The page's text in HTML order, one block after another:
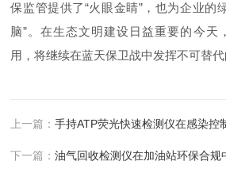
保监管提供了“火眼金睛”，也为企业的
脑”。在生态文明建设日益重要的今天
用，将继续在蓝天保卫战中发挥不可替代
上一篇：手持ATP荧光快速检测仪在感染控
下一篇：油气回收检测仪在加油站环保合规